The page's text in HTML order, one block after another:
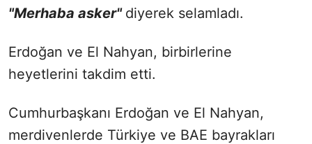
"Merhaba asker" diyerek selamladı.
Erdoğan ve El Nahyan, birbirlerine
heyetlerini takdim etti.
Cumhurbaşkanı Erdoğan ve El Nahyan,
merdivenlerde Türkiye ve BAE bayrakları